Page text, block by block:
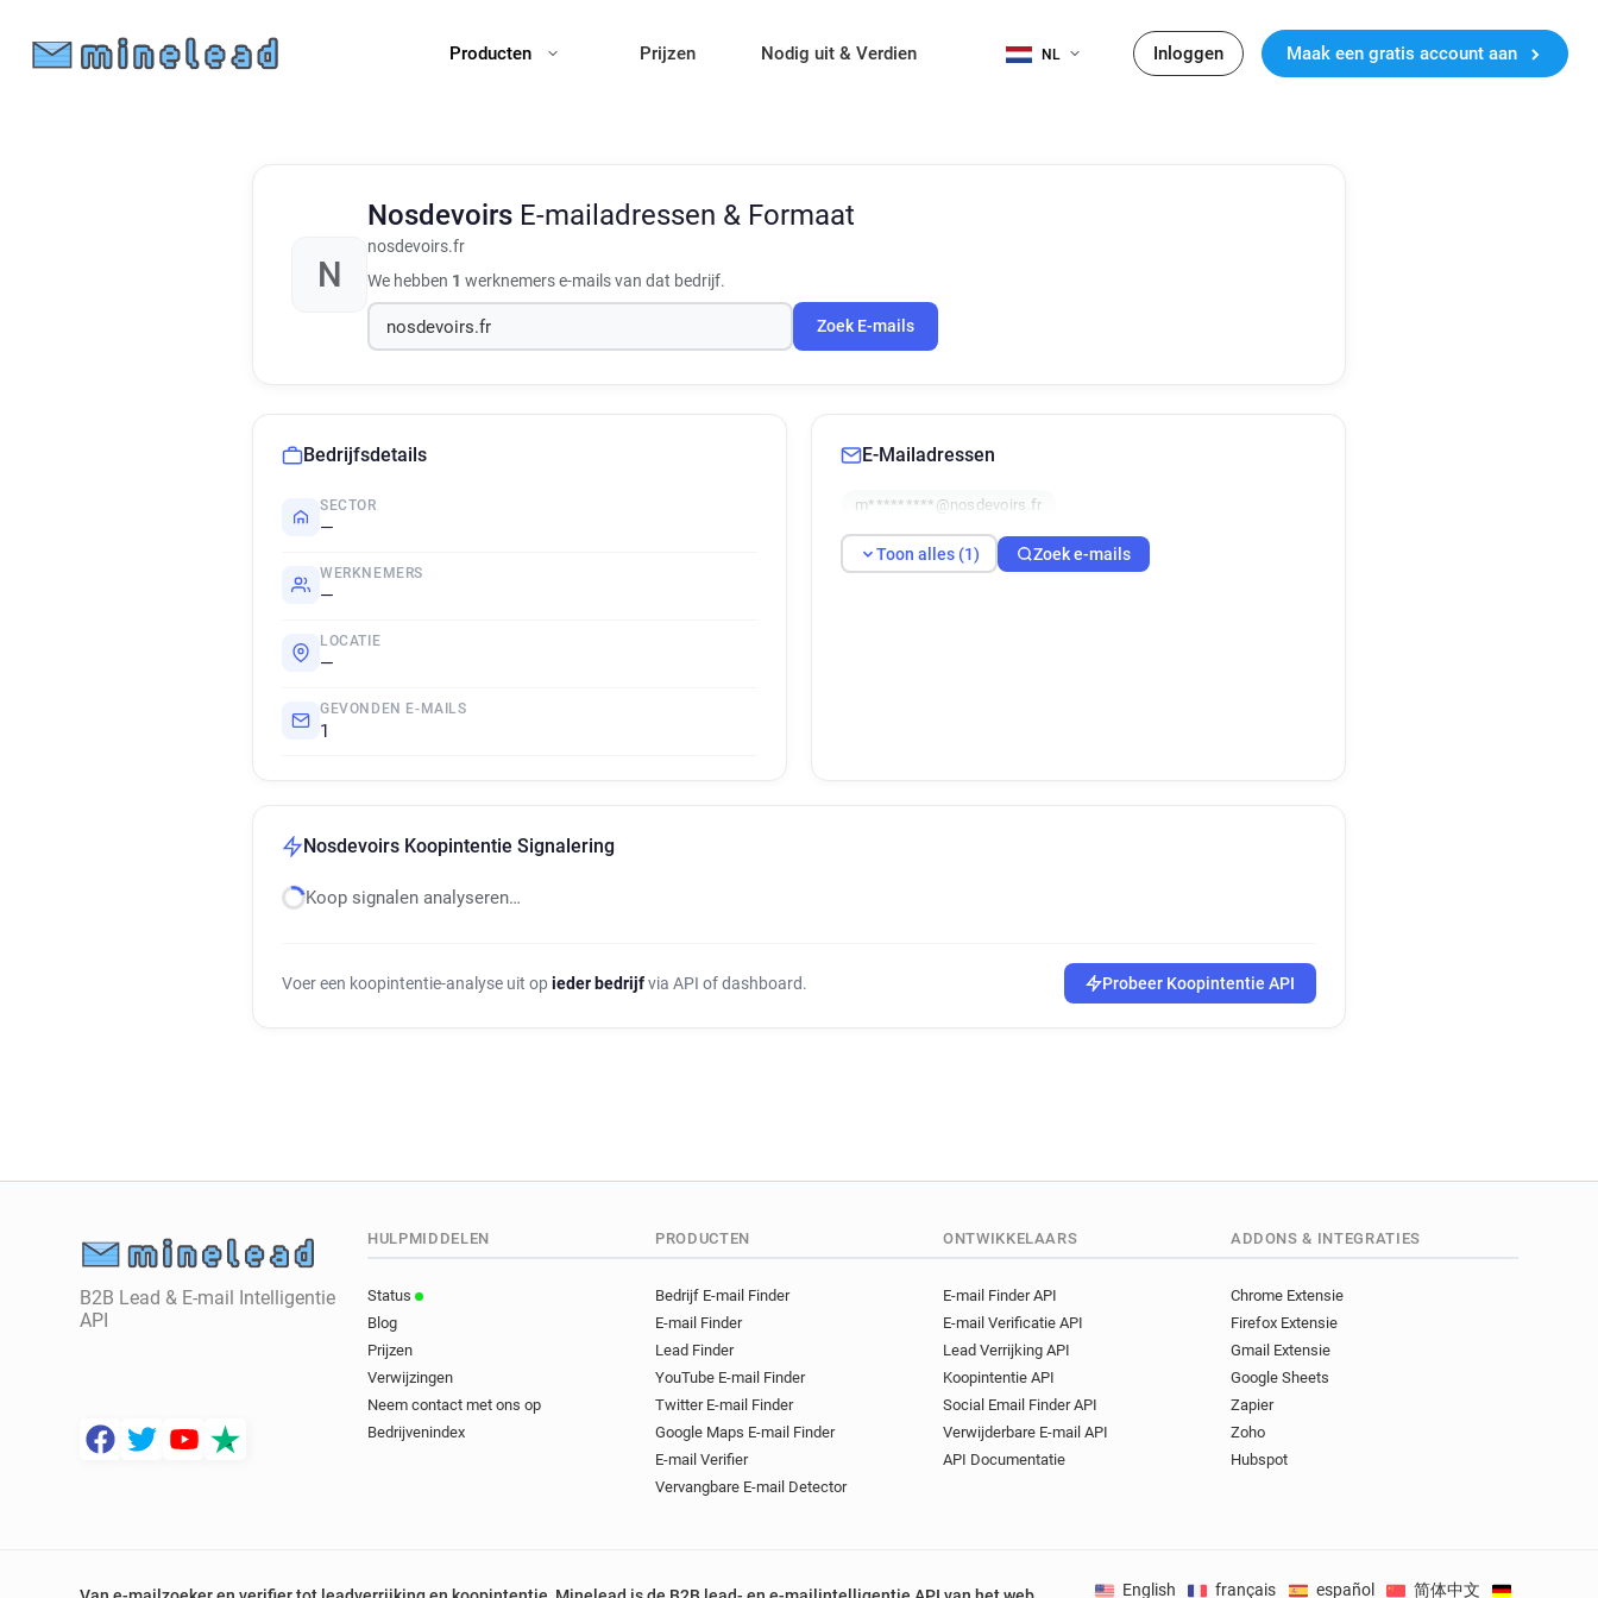
Producten Prijzen Nodig uit & Verdien NL Inloggen Maak een gratis account aan
N
Nosdevoirs E-mailadressen & Formaat
nosdevoirs.fr
We hebben 1 werknemers e-mails van dat bedrijf.
Zoek E-mails
Bedrijfsdetails
SECTOR
—
WERKNEMERS
—
LOCATIE
—
GEVONDEN E-MAILS
1
E-Mailadressen
m*********@nosdevoirs.fr
Toon alles (1) Zoek e-mails
Nosdevoirs Koopintentie Signalering
Koop signalen analyseren…
Voer een koopintentie-analyse uit op ieder bedrijfvia API of dashboard. Probeer Koopintentie API
B2B Lead & E-mail Intelligentie
API
HULPMIDDELEN
Status
Blog
Prijzen
Verwijzingen
Neem contact met ons op
Bedrijvenindex
PRODUCTEN
Bedrijf E-mail Finder
E-mail Finder
Lead Finder
YouTube E-mail Finder
Twitter E-mail Finder
Google Maps E-mail Finder
E-mail Verifier
Vervangbare E-mail Detector
ONTWIKKELAARS
E-mail Finder API
E-mail Verificatie API
Lead Verrijking API
Koopintentie API
Social Email Finder API
Verwijderbare E-mail API
API Documentatie
ADDONS & INTEGRATIES
Chrome Extensie
Firefox Extensie
Gmail Extensie
Google Sheets
Zapier
Zoho
Hubspot
English français español 简体中文